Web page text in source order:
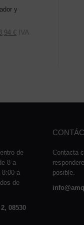
y
€ IVA
de
8 a
8:00 a
de
08530
Contacta
posible.